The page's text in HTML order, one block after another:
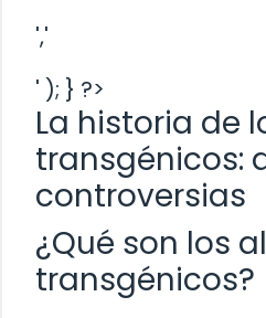
','
' ); } ?>
La historia de
transgénicos:
controversias
¿Qué son los
transgénicos?